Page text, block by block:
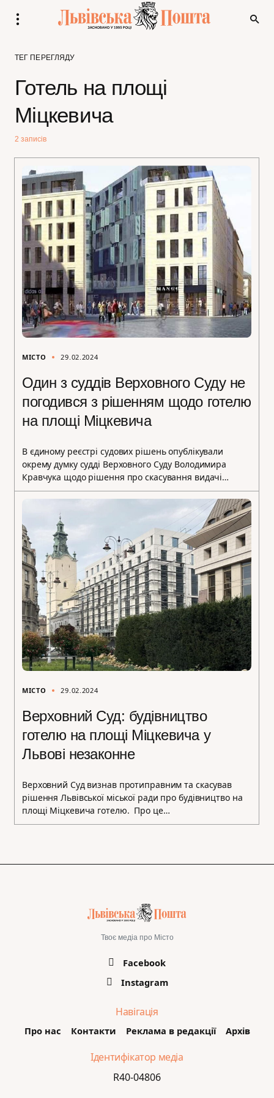
ТЕГ ПЕРЕГЛЯДУ
Готель на площі
Міцкевича
2 записів
МІСТО 29.02.2024
Один з суддів Верховного Суду не
погодився з рішенням щодо готелю
на площі Міцкевича
В єдиному реєстрі судових рішень опублікували
окрему думку судді Верховного Суду Володимира
Кравчука щодо рішення про скасування видачі…
МІСТО 29.02.2024
Верховний Суд: будівництво
готелю на площі Міцкевича у
Львові незаконне
Верховний Суд визнав протиправним та скасував
рішення Львівської міської ради про будівництво на
площі Міцкевича готелю. Про це…
Твоє медіа про Місто
Facebook
Instagram
Навігація
Про нас Контакти Реклама в редакції Архів
Ідентифікатор медіа
R40-04806